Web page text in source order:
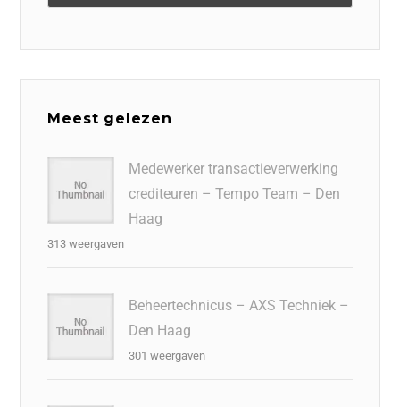
Meest gelezen
Medewerker transactieverwerking
crediteuren – Tempo Team – Den
Haag
313 weergaven
Beheertechnicus – AXS Techniek –
Den Haag
301 weergaven